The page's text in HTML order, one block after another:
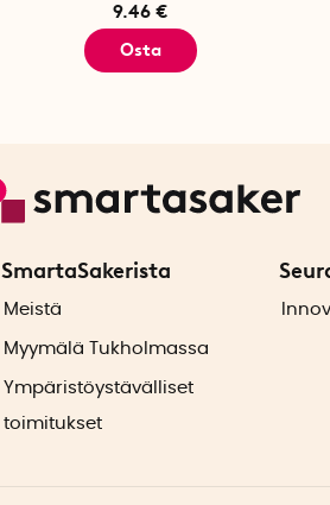
9.46 €
Osta
SmartaSakerista
Meistä
Myymälä Tukholmassa
Ympäristöystävälliset
toimitukset